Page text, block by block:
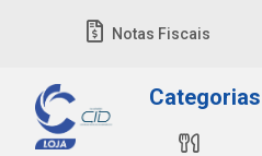
Notas Fiscais
Categorias